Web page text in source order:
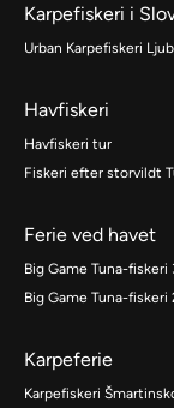
Karpefiskeri i
Urban Karpefiskeri
Havfiskeri
Havfiskeri tur
Fiskeri efter storvildt
Ferie ved havet
Big Game Tuna-fiskeri
Big Game Tuna-fiskeri
Karpeferie
Karpefiskeri